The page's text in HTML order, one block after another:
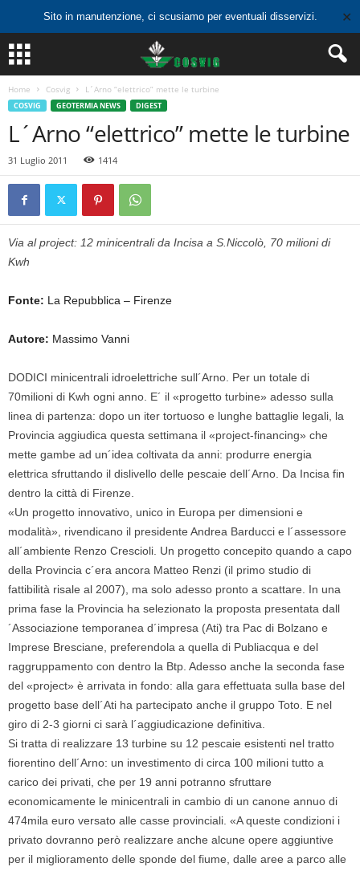
Sito in manutenzione, ci scusiamo per eventuali disservizi. ✕
Home Cosvig L´Arno “elettrico” mette le turbine
COSVIG GEOTERMIA NEWS DIGEST
L´Arno “elettrico” mette le turbine
31 Luglio 2011 1414
Via al project: 12 minicentrali da Incisa a S.Niccolò, 70 milioni di
Kwh
Fonte: La Repubblica – Firenze
Autore: Massimo Vanni
DODICI minicentrali idroelettriche sull´Arno. Per un totale di
70milioni di Kwh ogni anno. E´ il «progetto turbine» adesso sulla
linea di partenza: dopo un iter tortuoso e lunghe battaglie legali, la
Provincia aggiudica questa settimana il «project-financing» che
mette gambe ad un´idea coltivata da anni: produrre energia
elettrica sfruttando il dislivello delle pescaie dell´Arno. Da Incisa fin
dentro la città di Firenze.
«Un progetto innovativo, unico in Europa per dimensioni e
modalità», rivendicano il presidente Andrea Barducci e l´assessore
all´ambiente Renzo Crescioli. Un progetto concepito quando a capo
della Provincia c´era ancora Matteo Renzi (il primo studio di
fattibilità risale al 2007), ma solo adesso pronto a scattare. In una
prima fase la Provincia ha selezionato la proposta presentata dall
´Associazione temporanea d´impresa (Ati) tra Pac di Bolzano e
Imprese Bresciane, preferendola a quella di Publiacqua e del
raggruppamento con dentro la Btp. Adesso anche la seconda fase
del «project» è arrivata in fondo: alla gara effettuata sulla base del
progetto base dell´Ati ha partecipato anche il gruppo Toto. E nel
giro di 2-3 giorni ci sarà l´aggiudicazione definitiva.
Si tratta di realizzare 13 turbine su 12 pescaie esistenti nel tratto
fiorentino dell´Arno: un investimento di circa 100 milioni tutto a
carico dei privati, che per 19 anni potranno sfruttare
economicamente le minicentrali in cambio di un canone annuo di
474mila euro versato alle casse provinciali. «A queste condizioni i
privato dovranno però realizzare anche alcune opere aggiuntive
per il miglioramento delle sponde del fiume, dalle aree a parco alle